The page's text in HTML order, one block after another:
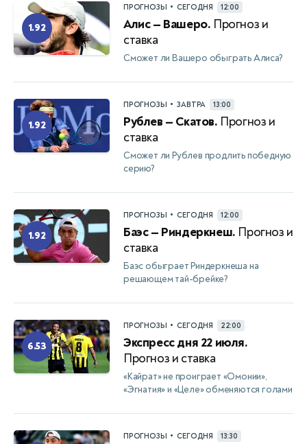
1.92
ПРОГНОЗЫ • СЕГОДНЯ 12:00
Алис — Вашеро. Прогноз и
ставка
Сможет ли Вашеро обыграть Алиса?
1.92
ПРОГНОЗЫ • ЗАВТРА 13:00
Рублев — Скатов. Прогноз и
ставка
Сможет ли Рублев продлить победную
серию?
1.92
ПРОГНОЗЫ • СЕГОДНЯ 12:00
Баэс — Риндеркнеш. Прогноз и
ставка
Баэс обыграет Риндеркнеша на
решающем тай-брейке?
6.53
ПРОГНОЗЫ • СЕГОДНЯ 22:00
Экспресс дня 22 июля.
Прогноз и ставка
«Кайрат» не проиграет «Омонии»,
«Эгнатия» и «Целе» обменяются голами
ПРОГНОЗЫ • СЕГОДНЯ 13:30